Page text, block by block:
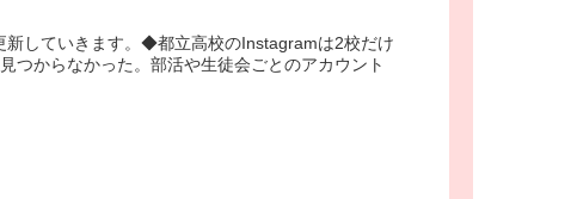
新していきます。◆都立高校のInstagramは2校だけ
つからなかった。部活や生徒会ごとのアカウント